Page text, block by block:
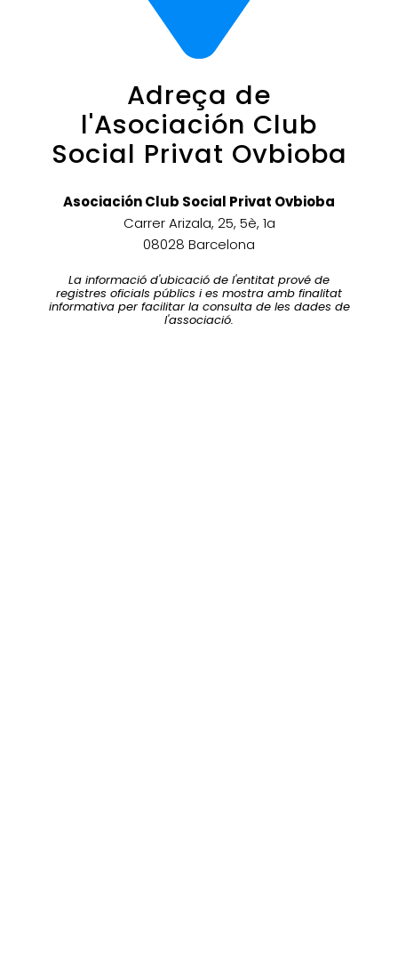
Adreça de
l'Asociación Club
Social Privat Ovbioba
Asociación Club Social Privat Ovbioba
Carrer Arizala, 25, 5è, 1a
08028 Barcelona
La informació d'ubicació de l'entitat prové de
registres oficials públics i es mostra amb finalitat
informativa per facilitar la consulta de les dades de
l'associació.